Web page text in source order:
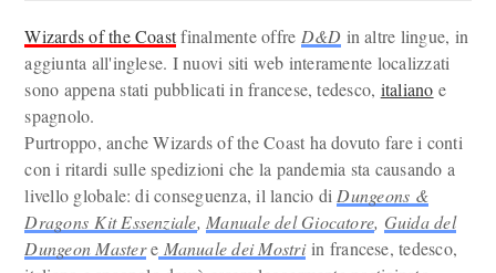
Wizards of the Coastfinalmente offre D&D in altre lingue, in
aggiunta all'inglese. I nuovi siti web interamente localizzati
sono appena stati pubblicati in francese, tedesco, italiano e
spagnolo.
Purtroppo, anche Wizards of the Coast ha dovuto fare i conti
con i ritardi sulle spedizioni che la pandemia sta causando a
livello globale: di conseguenza, il lancio di Dungeons &
Dragons Kit Essenziale, Manuale del Giocatore, Guida del
Dungeon Mastere Manuale dei Mostriin francese, tedesco,